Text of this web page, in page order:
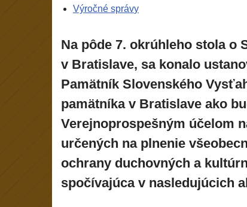
Výročné správy
Na pôde 7. okrúhleho stola o
v Bratislave, sa konalo
Pamätník Slovenského
pamätníka v Bratislave ako
Verejnoprospešným účelom
určených na plnenie
ochrany duchovných a
spočívajúca v nasledujúcich